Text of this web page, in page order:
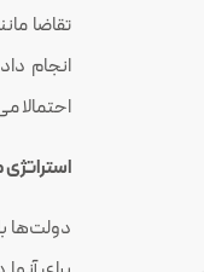
تقاضا
انجام
احتمالا
استراتژی میان‌مدت (1-4
دولت‌ها